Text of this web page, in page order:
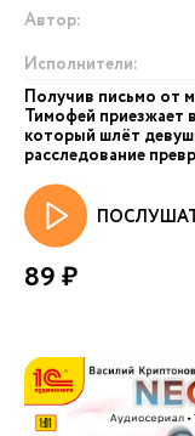
Автор:
Исполнители:
Получив письмо от
Тимофей приезжает
который шлёт
расследование
89 ₽